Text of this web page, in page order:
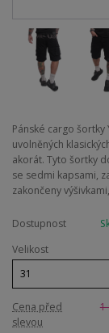
Pánské cargo šortky
uvolněných
akorát. Tyto šortky
se sedmi kapsami,
zakončeny
Dostupnost
Velikost
Cena před
slevou
1